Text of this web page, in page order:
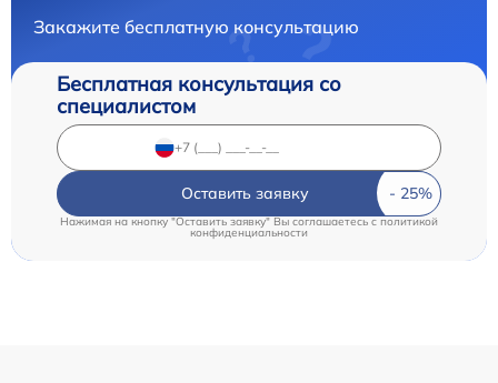
Закажите бесплатную консультацию
Бесплатная консультация со
специалистом
Оставить заявку
Нажимая на кнопку "Оставить заявку" Вы соглашаетесь cполитикой
конфиденциальности